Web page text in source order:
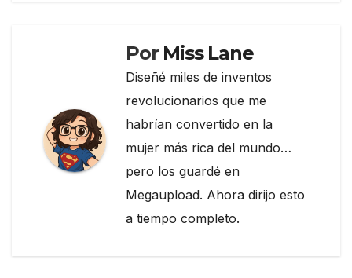
Por Miss Lane
Diseñé miles de inventos
revolucionarios que me
habrían convertido en la
mujer más rica del mundo…
pero los guardé en
Megaupload. Ahora dirijo esto
a tiempo completo.